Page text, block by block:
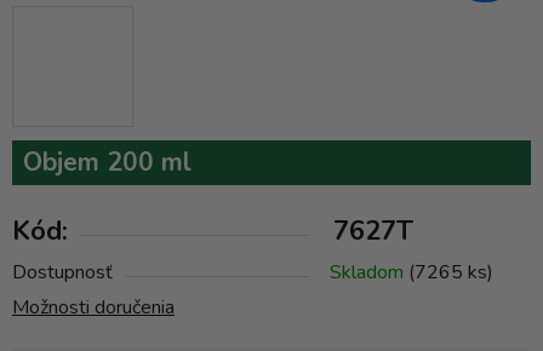
Objem 200 ml
Kód: 7627T
Dostupnosť Skladom (7265 ks)
Možnosti doručenia